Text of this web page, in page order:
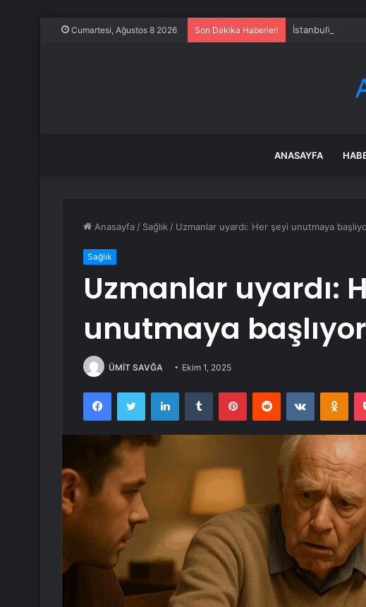
Cumartesi, Ağustos 8 2026 Son Dakika Haberleri İstanbul’da 128
ANASAYFA
Anasayfa / Sağlık / Uzmanlar uyardı: Her şeyi unutmaya
Sağlık
Uzmanlar uyardı:
unutmaya
ÜMİT SAVĞA Ekim 1, 2025
FacebookTwitter LinkedInTumblr PinterestReddit VKontakte